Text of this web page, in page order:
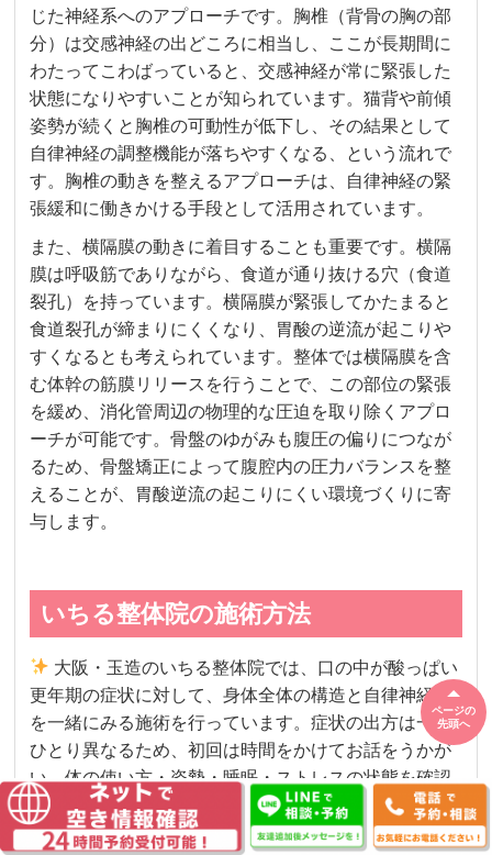
じた神経系へのアプローチです。胸椎（背骨の胸の部
分）は交感神経の出どころに相当し、ここが長期間に
わたってこわばっていると、交感神経が常に緊張した
状態になりやすいことが知られています。猫背や前傾
姿勢が続くと胸椎の可動性が低下し、その結果として
自律神経の調整機能が落ちやすくなる、という流れで
す。胸椎の動きを整えるアプローチは、自律神経の緊
張緩和に働きかける手段として活用されています。
また、横隔膜の動きに着目することも重要です。横隔
膜は呼吸筋でありながら、食道が通り抜ける穴（食道
裂孔）を持っています。横隔膜が緊張してかたまると
食道裂孔が締まりにくくなり、胃酸の逆流が起こりや
すくなるとも考えられています。整体では横隔膜を含
む体幹の筋膜リリースを行うことで、この部位の緊張
を緩め、消化管周辺の物理的な圧迫を取り除くアプロ
ーチが可能です。骨盤のゆがみも腹圧の偏りにつなが
るため、骨盤矯正によって腹腔内の圧力バランスを整
えることが、胃酸逆流の起こりにくい環境づくりに寄
与します。
いちる整体院の施術方法
大阪・玉造のいちる整体院では、口の中が酸っぱい
更年期の症状に対して、身体全体の構造と自律神経系
を一緒にみる施術を行っています。症状の出方は一人
ひとり異なるため、初回は時間をかけてお話をうかが
い、体の使い方・姿勢・睡眠・ストレスの状態を確認
するところから始めます。
施術の中心になるのは、 骨盤・骨盤底筋のバランス調
ページの
先頭へ